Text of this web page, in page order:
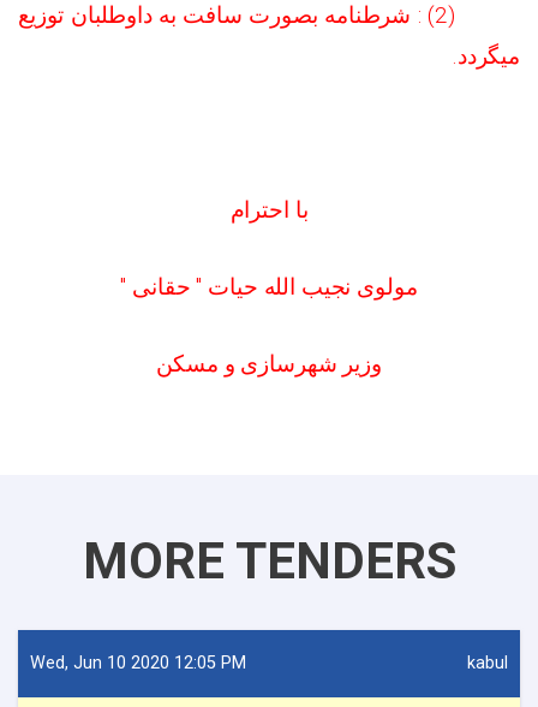
(2) : شرطنامه بصورت سافت به داوطلبان توزیع
میگردد.
با احترام
مولوی نجیب الله حیات "حقانی "
وزیر شهرسازی و مسکن
MORE TENDERS
Wed, Jun 10 2020 12:05 PM kabul